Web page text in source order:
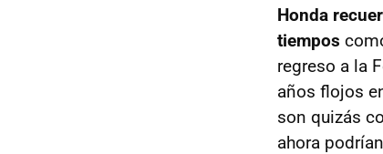
Honda
tiempos
regreso a la
años flojos
son quizás
ahora